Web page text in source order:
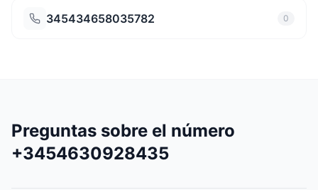
345434658035782 0
Preguntas sobre el número
+3454630928435